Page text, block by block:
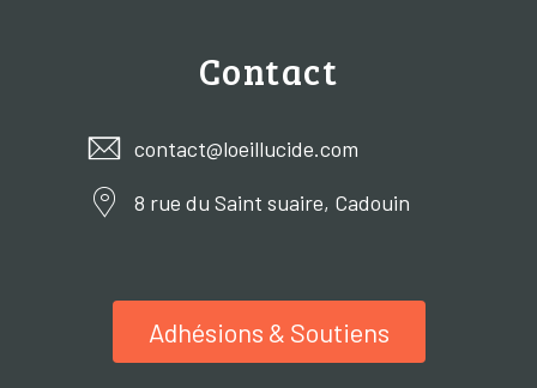
Contact
contact@loeillucide.com
8 rue du Saint suaire, Cadouin
Adhésions & Soutiens